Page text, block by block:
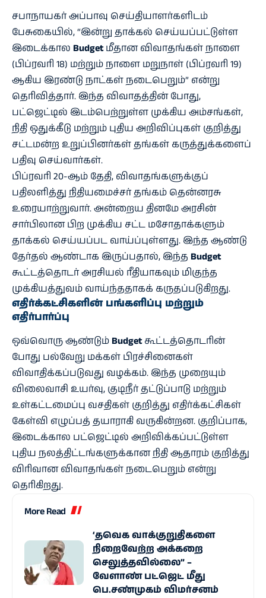
சபாநாயகர் அப்பாவு செய்தியாளர்களிடம்
பேசுகையில், “இன்று தாக்கல் செய்யப்பட்டுள்ள
இடைக்கால Budgetமீதான விவாதங்கள் நாளை
(பிப்ரவரி 18) மற்றும் நாளை மறுநாள் (பிப்ரவரி 19)
ஆகிய இரண்டு நாட்கள் நடைபெறும்” என்று
தெரிவித்தார். இந்த விவாதத்தின் போது,
பட்ஜெட்டில் இடம்பெற்றுள்ள முக்கிய அம்சங்கள்,
நிதி ஒதுக்கீடு மற்றும் புதிய அறிவிப்புகள் குறித்து
சட்டமன்ற உறுப்பினர்கள் தங்கள் கருத்துக்களைப்
பதிவு செய்வார்கள்.
பிப்ரவரி 20-ஆம் தேதி, விவாதங்களுக்குப்
பதிலளித்து நிதியமைச்சர் தங்கம் தென்னரசு
உரையாற்றுவார். அன்றைய தினமே அரசின்
சார்பிலான பிற முக்கிய சட்ட மசோதாக்களும்
தாக்கல் செய்யப்பட வாய்ப்புள்ளது. இந்த ஆண்டு
தேர்தல் ஆண்டாக இருப்பதால், இந்த Budget
கூட்டத்தொடர் அரசியல் ரீதியாகவும் மிகுந்த
முக்கியத்துவம் வாய்ந்ததாகக் கருதப்படுகிறது.
எதிர்க்கட்சிகளின் பங்களிப்பு மற்றும்
எதிர்பார்ப்பு
ஒவ்வொரு ஆண்டும் Budgetகூட்டத்தொடரின்
போது பல்வேறு மக்கள் பிரச்சினைகள்
விவாதிக்கப்படுவது வழக்கம். இந்த முறையும்
விலைவாசி உயர்வு, குடிநீர் தட்டுப்பாடு மற்றும்
உள்கட்டமைப்பு வசதிகள் குறித்து எதிர்க்கட்சிகள்
கேள்வி எழுப்பத் தயாராகி வருகின்றன. குறிப்பாக,
இடைக்கால பட்ஜெட்டில் அறிவிக்கப்பட்டுள்ள
புதிய நலத்திட்டங்களுக்கான நிதி ஆதாரம் குறித்து
விரிவான விவாதங்கள் நடைபெறும் என்று
தெரிகிறது.
More Read
‘தவெக வாக்குறுதிகளை
நிறைவேற்ற அக்கறை
செலுத்தவில்லை” –
வேளாண் பட்ஜெட் மீது
பெ.சண்முகம் விமர்சனம்